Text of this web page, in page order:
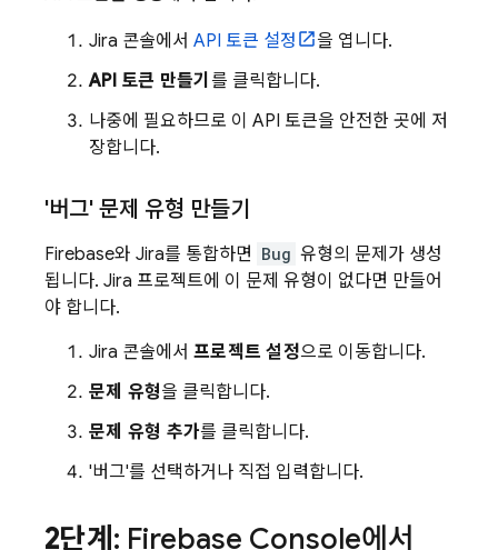
Jira 콘솔에서 API 토큰 설정
을 엽니다.
API 토큰 만들기 를 클릭합니다.
나중에 필요하므로 이 API 토큰을 안전한 곳에 저
장합니다.
'버그' 문제 유형 만들기
Firebase와 Jira를 통합하면 Bug 유형의 문제가 생성
됩니다. Jira 프로젝트에 이 문제 유형이 없다면 만들어
야 합니다.
Jira 콘솔에서 프로젝트 설정으로 이동합니다.
문제 유형을 클릭합니다.
문제 유형 추가를 클릭합니다.
'버그'를 선택하거나 직접 입력합니다.
2단계 : Firebase Console에서